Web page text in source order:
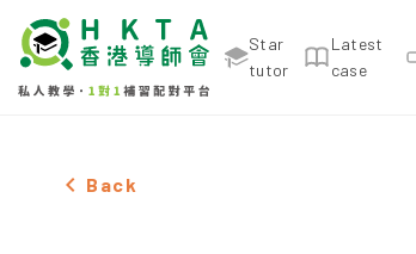
Star
tutor
Latest
case
Female Primary 5,All Subjects，Tai
Back